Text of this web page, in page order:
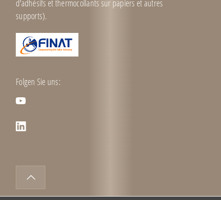
d'adhésifs et thermocollants sur papiers et autres
supports).
Folgen Sie uns:
